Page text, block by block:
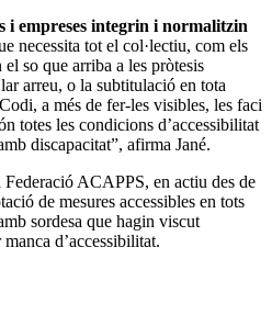
i empreses integrin i normalitzin
necessita tot el col·lectiu, com els
so que arriba a les pròtesis
arreu, o la subtitulació en tota
a més de fer-les visibles, les faci
totes les condicions d’accessibilitat
discapacitat”, afirma Jané.
ACAPPS, en actiu des de
de mesures accessibles en tots
sordesa que hagin viscut
d’accessibilitat.